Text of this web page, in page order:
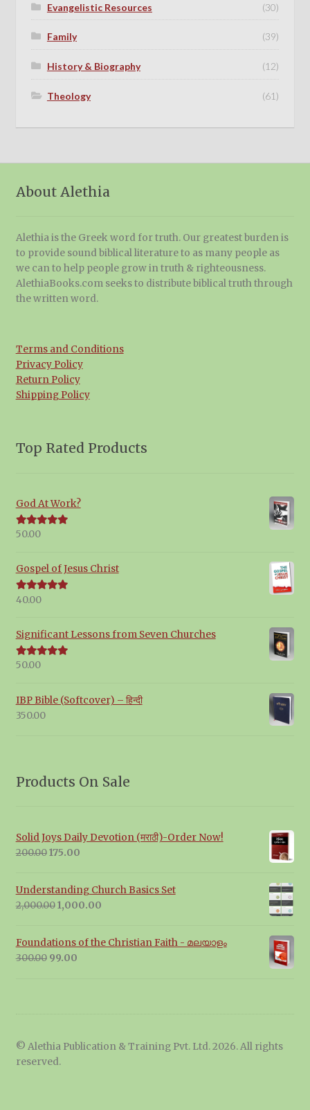
Evangelistic Resources (30)
Family (39)
History & Biography (12)
Theology (61)
About Alethia
Alethia is the Greek word for truth. Our greatest burden is
to provide sound biblical literature to as many people as
we can to help people grow in truth & righteousness.
AlethiaBooks.com seeks to distribute biblical truth through
the written word.
Terms and Conditions
Privacy Policy
Return Policy
Shipping Policy
Top Rated Products
God At Work?
Rated5.00
50.00
Gospel of Jesus Christ
Rated5.00
40.00
Significant Lessons from Seven Churches
Rated5.00
50.00
IBP Bible (Softcover) – हिन्दी
350.00
Products On Sale
Solid Joys Daily Devotion (मराठी)-Order Now!
200.00Original
₹200.00.
175.00Current
₹175.00.
Understanding Church Basics Set
2,000.00Original
₹2,000.00.
1,000.00Current
₹1,000.00.
Foundations of the Christian Faith - മലയാളം
300.00 Original
99.00Current
© Alethia Publication & Training Pvt. Ltd. 2026. All rights
reserved.